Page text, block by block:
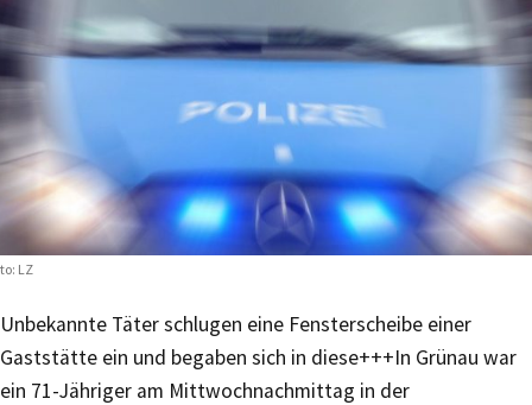
LZ
Unbekannte Täter schlugen eine Fensterscheibe einer
Gaststätte ein und begaben sich in diese+++In Grünau war
ein 71-Jähriger am Mittwochnachmittag in der